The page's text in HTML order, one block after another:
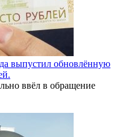
выпустил обновлённую
ввёл в обращение